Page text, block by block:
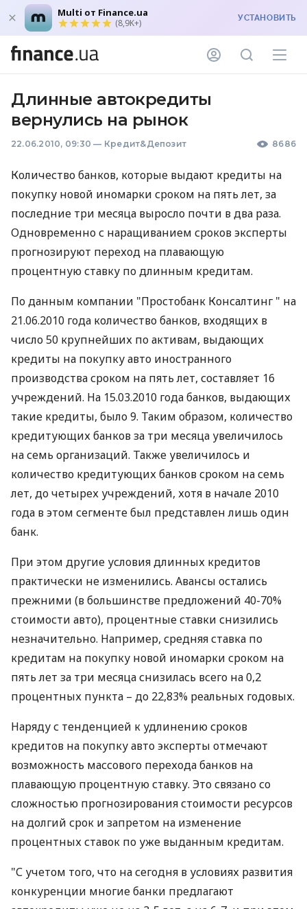
Multi от Finance.ua
(8,9K+) УСТАНОВИТЬ
Длинные автокредиты
вернулись на рынок
22.06.2010, 09:30 — Кредит&Депозит 8686
Количество банков, которые выдают кредиты на
покупку новой иномарки сроком на пять лет, за
последние три месяца выросло почти в два раза.
Одновременно с наращиванием сроков эксперты
прогнозируют переход на плавающую
процентную ставку по длинным кредитам.
По данным компании "Простобанк Консалтинг " на
21.06.2010 года количество банков, входящих в
число 50 крупнейших по активам, выдающих
кредиты на покупку авто иностранного
производства сроком на пять лет, составляет 16
учреждений. На 15.03.2010 года банков, выдающих
такие кредиты, было 9. Таким образом, количество
кредитующих банков за три месяца увеличилось
на семь организаций. Также увеличилось и
количество кредитующих банков сроком на семь
лет, до четырех учреждений, хотя в начале 2010
года в этом сегменте был представлен лишь один
банк.
При этом другие условия длинных кредитов
практически не изменились. Авансы остались
прежними (в большинстве предложений 40-70%
стоимости авто), процентные ставки снизились
незначительно. Например, средняя ставка по
кредитам на покупку новой иномарки сроком на
пять лет за три месяца снизилась всего на 0,2
процентных пункта – до 22,83% реальных годовых.
Наряду с тенденцией к удлинению сроков
кредитов на покупку авто эксперты отмечают
возможность массового перехода банков на
плавающую процентную ставку. Это связано со
сложностью прогнозирования стоимости ресурсов
на долгий срок и запретом на изменение
процентных ставок по уже выданным кредитам.
"С учетом того, что на сегодня в условиях развития
конкуренции многие банки предлагают